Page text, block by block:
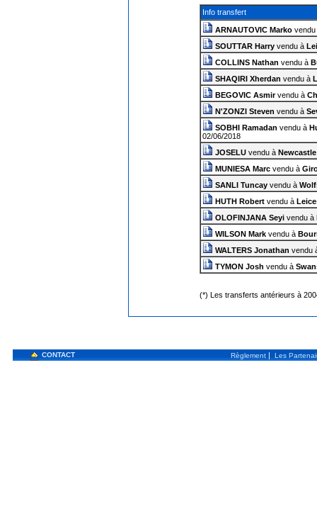
Info transfert
ARNAUTOVIC Marko
SOUTTAR Harryvendu à
COLLINS Nathan vendu à
SHAQIRI Xherdan vendu à
BEGOVIC Asmirvendu à
N'ZONZI Steven vendu à
SOBHI Ramadan vendu à
02/06/2018
JOSELUvendu à Newcastle
MUNIESA Marcvendu à
SANLI Tuncayvendu à
HUTH Robertvendu à
OLOFINJANA Seyivendu à
WILSON Markvendu à
WALTERS Jonathan vendu
TYMON Josh vendu à
(*) Les transferts antérieurs à
CONTACT Règlement | Les